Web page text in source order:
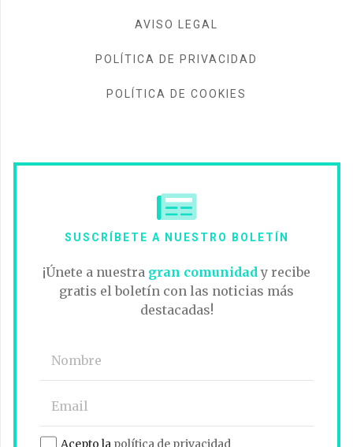
AVISO LEGAL
POLÍTICA DE PRIVACIDAD
POLÍTICA DE COOKIES
SUSCRÍBETE A NUESTRO BOLETÍN
¡Únete a nuestra gran comunidady recibe
gratis el boletín con las noticias más
destacadas!
Acepto la política de privacidad